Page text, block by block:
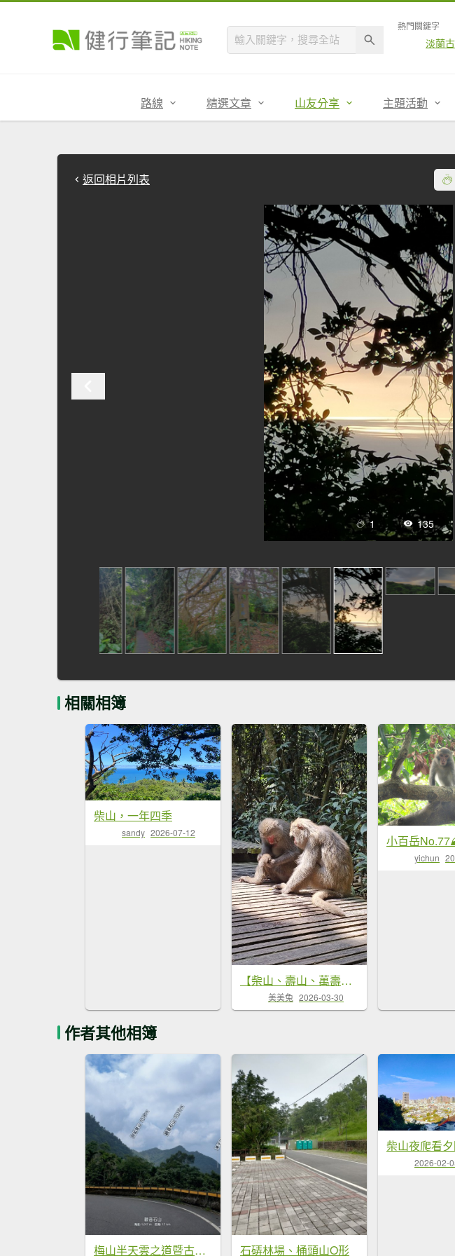
熱門關鍵字
淡蘭
路線 精選文章 山友分享 主題活動
返回相片列表
1 135
相關相簿
柴山，一年四季
sandy 2026-07-12
【柴山、壽山、萬壽山，到底哪個才是你！🤣🤣】走一座可以映照出高雄不同時期歷史軌跡的山。
美美兔 2026-03-30
小百岳
yichun
作者其他相簿
梅山半天雲之道暨古道汗路 石硦林場、桶頭山O形
柴山夜爬看
2026-02-